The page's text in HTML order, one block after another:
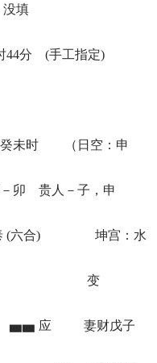
填
44分 (手工指定)
未时 （日空：申
卯 贵人－子，申
) 坤宫：水
卦 变
应 妻财戊子